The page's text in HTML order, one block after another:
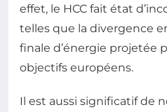
effet, le HCC fait état
telles que la divergence
finale d’énergie projetée
objectifs européens.
Il est aussi significatif de